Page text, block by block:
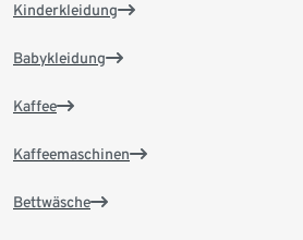
Kinderkleidung
Babykleidung
Kaffee
Kaffeemaschinen
Bettwäsche